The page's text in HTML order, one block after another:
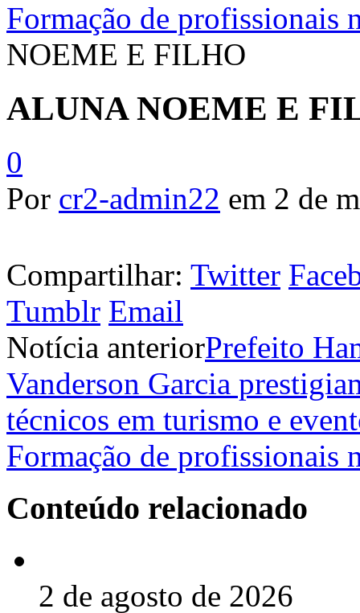
Formação de profissionais
NOEME E FILHO
ALUNA NOEME E
0
Por cr2-admin22 em 2 de
Compartilhar: Twitter
Tumblr Email
Notícia anteriorPrefeito
Vanderson Garcia
técnicos em turismo e
Formação de profissionais
Conteúdo relacionado
2 de agosto de 2026